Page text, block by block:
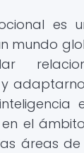
es
mundo
el
áreas de